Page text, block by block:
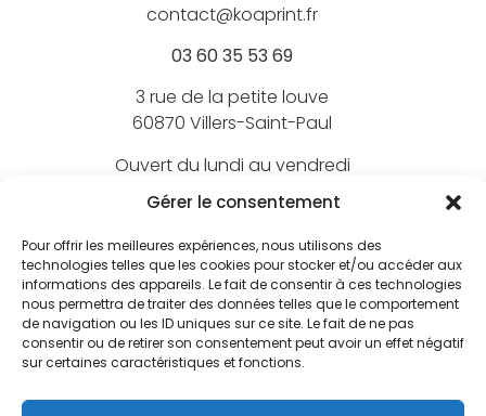
Gérer le consentement
Pour offrir les meilleures expériences, nous utilisons des
technologies telles que les cookies pour stocker et/ou accéder aux
informations des appareils. Le fait de consentir à ces technologies
nous permettra de traiter des données telles que le comportement
de navigation ou les ID uniques sur ce site. Le fait de ne pas
consentir ou de retirer son consentement peut avoir un effet négatif
sur certaines caractéristiques et fonctions.
contact@koaprint.fr
03 60 35 53 69
3 rue de la petite louve
60870 Villers-Saint-Paul
Ouvert du lundi au vendredi
de 9h à 18h
Nos marques
BEECHFIELD
ATLANTIS
FLEXFIT
Nos marquages
Broderie textile